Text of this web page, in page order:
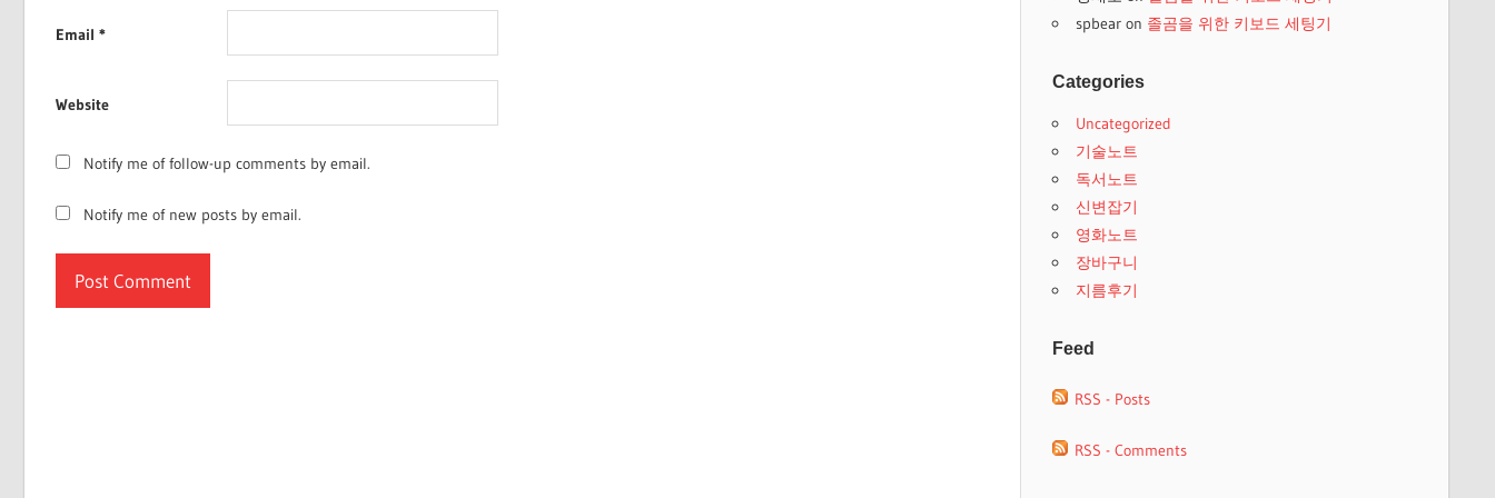
Email*
Website
Notify me of follow-up comments by email.
Notify me of new posts by email.
spbearon 졸곰을 위한 키보드 세팅기
Categories
Uncategorized
기술노트
독서노트
신변잡기
영화노트
장바구니
지름후기
Feed
RSS - Posts
RSS - Comments